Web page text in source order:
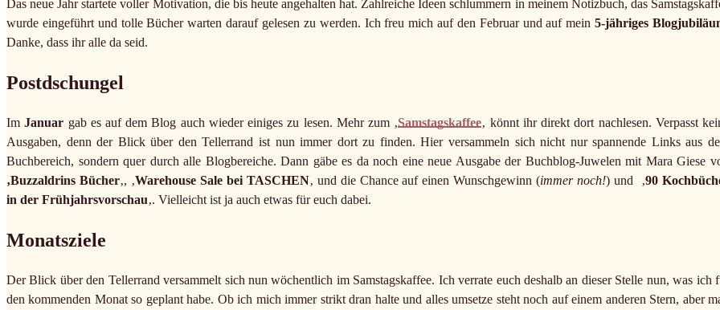
Das neue Jahr startete voller Motivation, die bis heute angehalten hat. Zahlreiche Ideen schlummern in meinem Notizbuch, das
wurde eingeführt und tolle Bücher warten darauf gelesen zu werden. Ich freu mich auf den Februar und auf mein5-jähriges
Danke, dass ihr alle da seid.
Postdschungel
ImJanuar gab es auf dem Blog auch wieder einiges zu lesen. Mehr zum ‚Samstagskaffee‚ könnt ihr direkt dort nachlesen. Verpasst
Ausgaben, denn der Blick über den Tellerrand ist nun immer dort zu finden. Hier versammeln sich nicht nur spannende Links aus
Buchbereich, sondern quer durch alle Blogbereiche. Dann gäbe es da noch eine neue Ausgabe der Buchblog-Juwelen mit Mara Giese
‚Buzzaldrins Bücher‚, ‚Warehouse Sale bei TASCHEN‚ und die Chance auf einen Wunschgewinn (immer noch!) und ‚90
in der Frühjahrsvorschau‚. Vielleicht ist ja auch etwas für euch dabei.
Monatsziele
Der Blick über den Tellerrand versammelt sich nun wöchentlich im Samstagskaffee. Ich verrate euch deshalb an dieser Stelle nun, was ich
den kommenden Monat so geplant habe. Ob ich mich immer strikt dran halte und alles umsetze steht noch auf einem anderen Stern, aber